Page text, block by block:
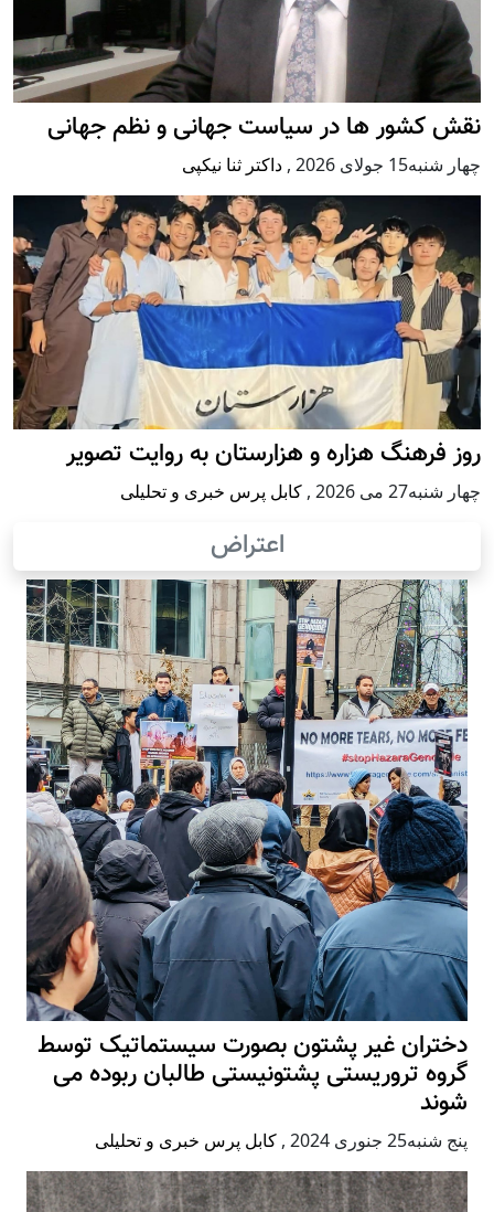
نقش کشور ها در سیاست جهانی و نظم جهانی
چهار شنبه15 جولای 2026 , داکتر ثنا نیکپی
روز فرهنگ هزاره و هزارستان به روایت تصویر
چهار شنبه27 می 2026 , کابل پرس خبری و تحلیلی
اعتراض
دختران غیر پشتون بصورت سیستماتیک توسط
گروه تروریستی پشتونیستی طالبان ربوده می
شوند
پنج شنبه25 جنوری 2024 , کابل پرس خبری و تحلیلی